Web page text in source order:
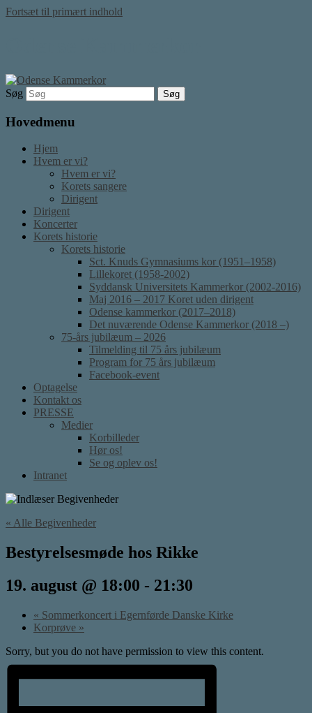
Fortsæt til primært indhold
Søg
Hovedmenu
Hjem
Hvem er vi?
Hvem er vi?
Korets sangere
Dirigent
Dirigent
Koncerter
Korets historie
Korets historie
Sct. Knuds Gymnasiums kor (1951–1958)
Lillekoret (1958-2002)
Syddansk Universitets Kammerkor (2002-2016)
Maj 2016 – 2017 Koret uden dirigent
Odense kammerkor (2017–2018)
Det nuværende Odense Kammerkor (2018 –)
75-års jubilæum – 2026
Tilmelding til 75 års jubilæum
Program for 75 års jubilæum
Facebook-event
Optagelse
Kontakt os
PRESSE
Medier
Korbilleder
Hør os!
Se og oplev os!
Intranet
« Alle Begivenheder
Bestyrelsesmøde hos Rikke
19. august @ 18:00 - 21:30
« Sommerkoncert i Egernførde Danske Kirke
Korprøve »
Sorry, but you do not have permission to view this content.